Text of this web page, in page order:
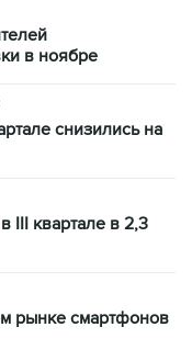
в ноябре
снизились на
III квартале в 2,3
рынке смартфонов